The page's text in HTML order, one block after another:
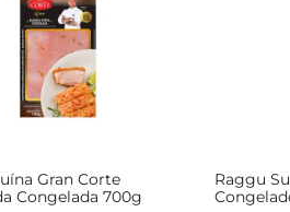
e amigos com pratos cheios
Gran Corte
Congelada 700g
Raggu